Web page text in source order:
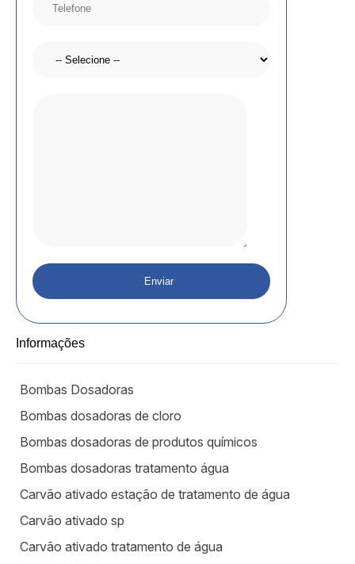
Informações
Bombas Dosadoras
Bombas dosadoras de cloro
Bombas dosadoras de produtos químicos
Bombas dosadoras tratamento água
Carvão ativado estação de tratamento de água
Carvão ativado sp
Carvão ativado tratamento de água